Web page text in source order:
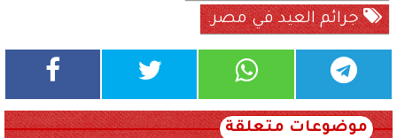
جرائم العيد في مصر.
موضوعات متعلقة